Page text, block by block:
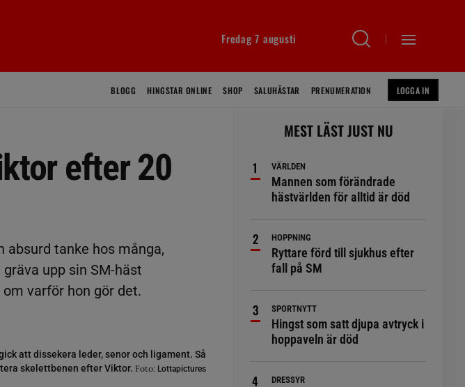
Fredag 7 augusti
BLOGG HINGSTAR ONLINE SHOP SALUHÄSTAR PRENUMERATION LOGGA IN
efter 20
absurd tanke hos många,
upp sin SM-häst
varför hon gör det.
att dissekera leder, senor och ligament. Så
skelettbenen efter Viktor. Foto: Lottapictures
MEST LÄST JUST NU
VÄRLDEN
Mannen som förändrade
hästvärlden för alltid är död
HOPPNING
Ryttare förd till sjukhus efter
fall på SM
SPORTNYTT
Hingst som satt djupa avtryck i
hoppaveln är död
DRESSYR